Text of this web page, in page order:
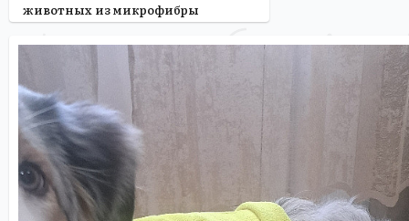
животных из микрофибры